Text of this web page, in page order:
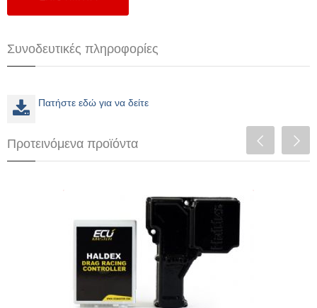
Συνοδευτικές πληροφορίες
Πατήστε εδώ για να δείτε
Προτεινόμενα προϊόντα
HALDEX CONTROLLER